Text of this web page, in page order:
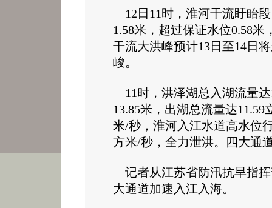
12日11时，淮河干流盱眙
1.58米，超过保证水位0.58
干流大洪峰预计13日至14日
峻。
11时，洪泽湖总入湖流量
13.85米，出湖总流量达
米/秒，淮河入江水道高水位
方米/秒，全力泄洪。四大通
记者从江苏省防汛抗旱指
大通道加速入江入海。